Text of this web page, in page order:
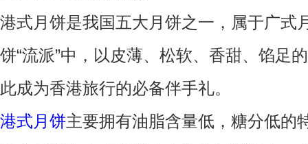
港式月饼是我国五大月饼之一，属于广式
饼“流派”中，以皮薄、松软、香甜、馅足
此成为香港旅行的必备伴手礼。
港式月饼主要拥有油脂含量低，糖分低的